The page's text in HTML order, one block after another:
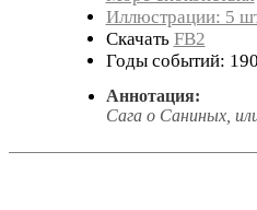
Иллюстрации: 5
Скачать FB2
Годы событий:
Аннотация:
Сага о Саниных,